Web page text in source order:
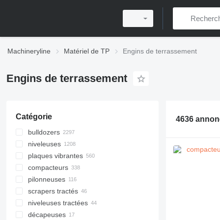
Machineryline Matériel de TP Engins de terrassement
Engins de terrassement
Catégorie
bulldozers
niveleuses
plaques vibrantes
compacteurs
pilonneuses
scrapers tractés
niveleuses tractées
décapeuses
4636